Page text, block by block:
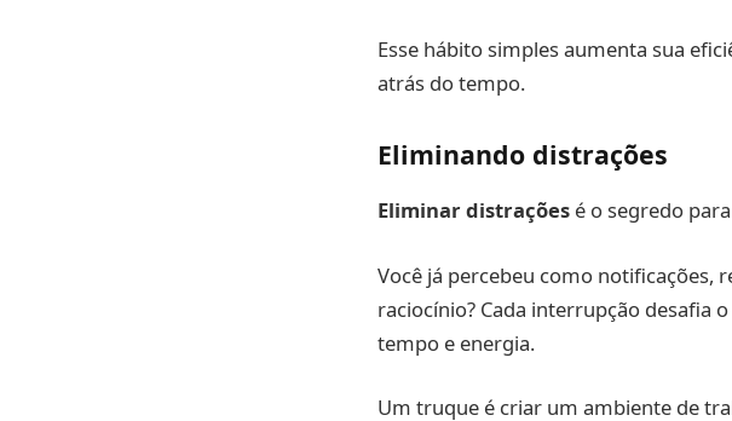
Esse hábito simples aumenta sua
atrás do tempo.
Eliminando distrações
Eliminar distrações é o segredo
Você já percebeu como notificações,
raciocínio? Cada interrupção desafia
tempo e energia.
Um truque é criar um ambiente de